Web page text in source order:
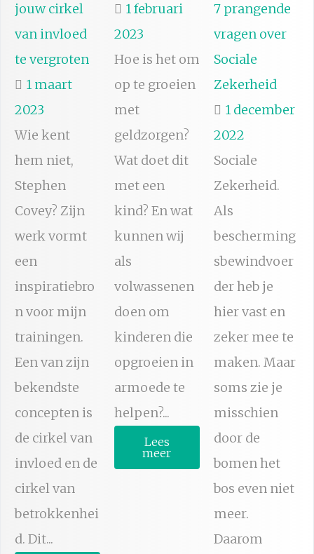
jouw cirkel
van invloed
te vergroten
1 maart
2023
Wie kent
hem niet,
Stephen
Covey? Zijn
werk vormt
een
inspiratiebro
n voor mijn
trainingen.
Een van zijn
bekendste
concepten is
de cirkel van
invloed en de
cirkel van
betrokkenhei
d. Dit...
1 februari
2023
Hoe is het om
op te groeien
met
geldzorgen?
Wat doet dit
met een
kind? En wat
kunnen wij
als
volwassenen
doen om
kinderen die
opgroeien in
armoede te
helpen?...
Lees
meer
7 prangende
vragen over
Sociale
Zekerheid
1 december
2022
Sociale
Zekerheid.
Als
bescherming
sbewindvoer
der heb je
hier vast en
zeker mee te
maken. Maar
soms zie je
misschien
door de
bomen het
bos even niet
meer.
Daarom